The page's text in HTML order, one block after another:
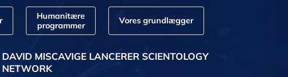
Humanitære
programmer
Vores grundlægger
DAVID MISCAVIGE LANCERER SCIENTOLOGY
NETWORK